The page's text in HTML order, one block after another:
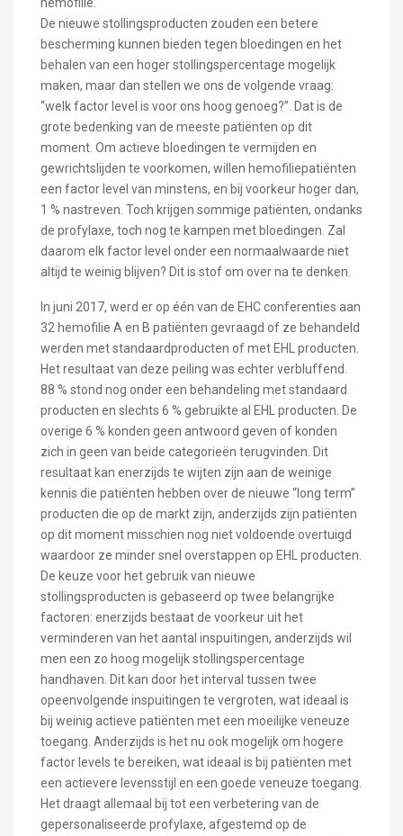
De nieuwe stollingsproducten zouden een betere
bescherming kunnen bieden tegen bloedingen en het
behalen van een hoger stollingspercentage mogelijk
maken, maar dan stellen we ons de volgende vraag:
“welk factor level is voor ons hoog genoeg?”. Dat is de
grote bedenking van de meeste patiënten op dit
moment. Om actieve bloedingen te vermijden en
gewrichtslijden te voorkomen, willen hemofiliepatiënten
een factor level van minstens, en bij voorkeur hoger dan,
1 % nastreven. Toch krijgen sommige patiënten, ondanks
de profylaxe, toch nog te kampen met bloedingen. Zal
daarom elk factor level onder een normaalwaarde niet
altijd te weinig blijven? Dit is stof om over na te denken.
In juni 2017, werd er op één van de EHC conferenties aan
32 hemofilie A en B patiënten gevraagd of ze behandeld
werden met standaardproducten of met EHL producten.
Het resultaat van deze peiling was echter verbluffend.
88 % stond nog onder een behandeling met standaard
producten en slechts 6 % gebruikte al EHL producten. De
overige 6 % konden geen antwoord geven of konden
zich in geen van beide categorieën terugvinden. Dit
resultaat kan enerzijds te wijten zijn aan de weinige
kennis die patiënten hebben over de nieuwe “long term”
producten die op de markt zijn, anderzijds zijn patiënten
op dit moment misschien nog niet voldoende overtuigd
waardoor ze minder snel overstappen op EHL producten.
De keuze voor het gebruik van nieuwe
stollingsproducten is gebaseerd op twee belangrijke
factoren: enerzijds bestaat de voorkeur uit het
verminderen van het aantal inspuitingen, anderzijds wil
men een zo hoog mogelijk stollingspercentage
handhaven. Dit kan door het interval tussen twee
opeenvolgende inspuitingen te vergroten, wat ideaal is
bij weinig actieve patiënten met een moeilijke veneuze
toegang. Anderzijds is het nu ook mogelijk om hogere
factor levels te bereiken, wat ideaal is bij patiënten met
een actievere levensstijl en een goede veneuze toegang.
Het draagt allemaal bij tot een verbetering van de
gepersonaliseerde profylaxe, afgestemd op de